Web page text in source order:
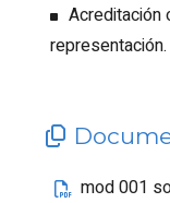
Acreditación
representación.
mod 001